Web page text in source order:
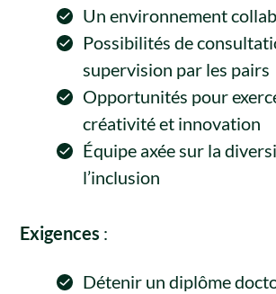
Un environnement
Possibilités de
supervision par les pairs
Opportunités pour
créativité et innovation
Équipe axée sur la
l’inclusion
Exigences :
Détenir un diplôme